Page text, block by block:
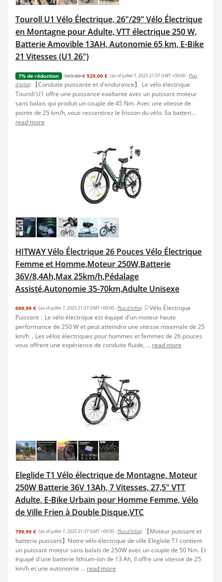
Touroll U1 Vélo Électrique, 26"/29" Vélo Électrique
en Montagne pour Adulte, VTT électrique 250 W,
Batterie Amovible 13AH, Autonomie 65 km, E-Bike
21 Vitesses (U1 26")
7% de réduction 569,00 € 529,00 € (as of juillet 7, 2025 21:37 GMT +00:00 - Plus
d’infos)
【Conduite puissante et d'endurance】 Le vélo électrique
Touroll U1 offre une puissance exaltante avec un puissant moteur
sans balais qui produit un couple de 45 Nm. Avec une vitesse de
pointe de 25 km/h, vous ressentirez le frisson du vélo. Sa batteri...
read more
HITWAY Vélo Électrique 26 Pouces Vélo Électrique
Femme et Homme,Moteur 250W,Batterie
36V/8,4Ah,Max 25km/h,Pédalage
Assisté,Autonomie 35-70km,Adulte Unisexe
699,99 € (as of juillet 7, 2025 21:37 GMT +00:00 - Plus d’infos) 🎈Vélo Électrique
Puissant：Le vélo électrique est équipé d'un moteur haute
performance de 250 W et peut atteindre une vitesse maximale de 25
km/h，Les vélos électriques pour hommes et femmes de 26 pouces
vous offrent une expérience de conduite fluide, ... read more
Eleglide T1 Vélo électrique de Montagne, Moteur
250W Batterie 36V 13Ah, 7 Vitesses, 27,5" VTT
Adulte, E-Bike Urbain pour Homme Femme, Vélo
de Ville Frien à Double Disque,VTC
799,99 € (as of juillet 7, 2025 21:37 GMT +00:00 - Plus d’infos)
【Moteur puissant et
batterie puissant】Notre vélo électrique de ville Eleglide T1 contient
un puissant moteur sans balais de 250W avec un couple de 50 Nm. Et
équipé d'une batterie lithium-ion de 13 Ah, il offre une vitesse de 25
km/h et une autonomie ... read more